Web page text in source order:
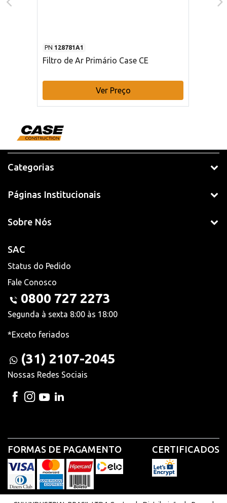
PN 128781A1
Filtro de Ar Primário Case CE
Ver Preço
Categorias
Páginas Institucionais
Sobre Nós
SAC
Status do Pedido
Fale Conosco
0800 727 2273
Segunda à sexta 8:00 às 18:00
*Exceto feriados
(31) 2107-2045
Nossas Redes Sociais
FORMAS DE PAGAMENTO CERTIFICADOS